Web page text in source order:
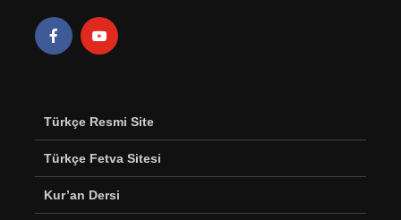
Türkçe Resmi Site
Türkçe Fetva Sitesi
Kur’an Dersi